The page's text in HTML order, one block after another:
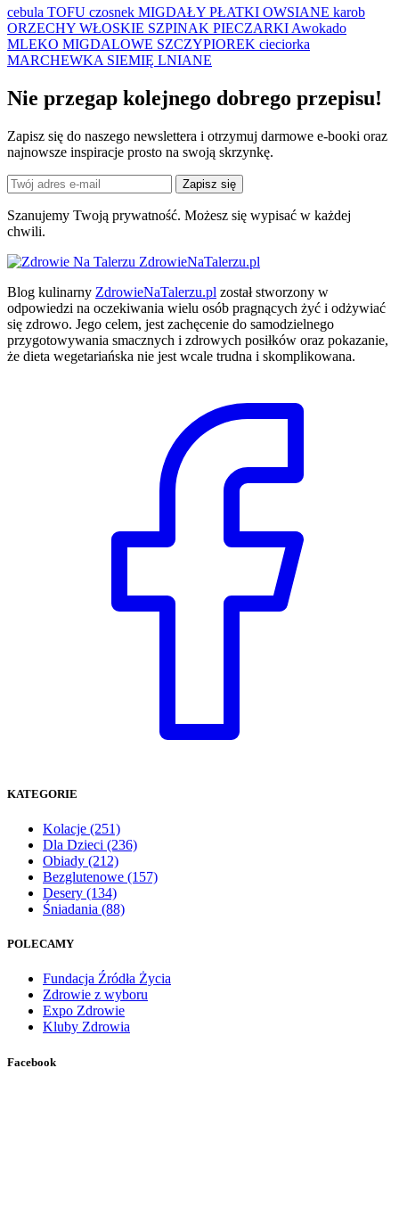
cebula TOFU czosnek MIGDAŁY PŁATKI OWSIANE karob
ORZECHY WŁOSKIE SZPINAK PIECZARKI Awokado
MLEKO MIGDALOWE SZCZYPIOREK cieciorka
MARCHEWKA SIEMIĘ LNIANE
Nie przegap kolejnego dobrego przepisu!
Zapisz się do naszego newslettera i otrzymuj darmowe e-booki oraz
najnowsze inspiracje prosto na swoją skrzynkę.
Zapisz się
Szanujemy Twoją prywatność. Możesz się wypisać w każdej
chwili.
ZdrowieNaTalerzu.pl
Blog kulinarny ZdrowieNaTalerzu.pl został stworzony w
odpowiedzi na oczekiwania wielu osób pragnących żyć i odżywiać
się zdrowo. Jego celem, jest zachęcenie do samodzielnego
przygotowywania smacznych i zdrowych posiłków oraz pokazanie,
że dieta wegetariańska nie jest wcale trudna i skomplikowana.
KATEGORIE
Kolacje (251)
Dla Dzieci (236)
Obiady (212)
Bezglutenowe (157)
Desery (134)
Śniadania (88)
POLECAMY
Fundacja Źródła Życia
Zdrowie z wyboru
Expo Zdrowie
Kluby Zdrowia
Facebook